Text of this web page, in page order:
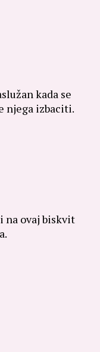
kada se
njega izbaciti.
na ovaj biskvit